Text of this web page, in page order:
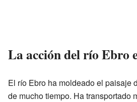
La acción del río Ebro
El río Ebro ha moldeado el paisaje
de mucho tiempo. Ha transportado